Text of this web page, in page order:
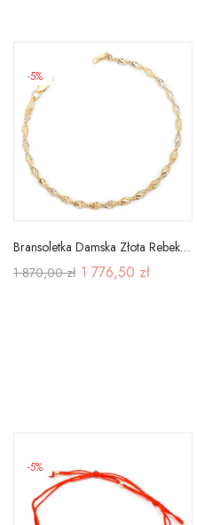
-5%
Bransoletka Damska Złota Rebeka Próba 585 19,5 cm
1 870,00 zł 1 776,50 zł
-5%